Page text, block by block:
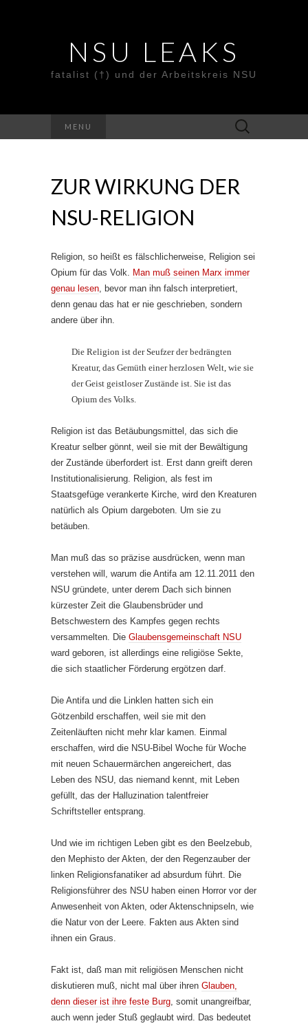
NSU LEAKS
fatalist (†) und der Arbeitskreis NSU
MENU
Suche
nach:
ZUR WIRKUNG DER
NSU-RELIGION
Religion, so heißt es fälschlicherweise, Religion sei
Opium für das Volk. Man muß seinen Marx immer
genau lesen, bevor man ihn falsch interpretiert,
denn genau das hat er nie geschrieben, sondern
andere über ihn.
Die Religion ist der Seufzer der bedrängten
Kreatur, das Gemüth einer herzlosen Welt, wie sie
der Geist geistloser Zustände ist. Sie ist das
Opium des Volks.
Religion ist das Betäubungsmittel, das sich die
Kreatur selber gönnt, weil sie mit der Bewältigung
der Zustände überfordert ist. Erst dann greift deren
Institutionalisierung. Religion, als fest im
Staatsgefüge verankerte Kirche, wird den Kreaturen
natürlich als Opium dargeboten. Um sie zu
betäuben.
Man muß das so präzise ausdrücken, wenn man
verstehen will, warum die Antifa am 12.11.2011 den
NSU gründete, unter derem Dach sich binnen
kürzester Zeit die Glaubensbrüder und
Betschwestern des Kampfes gegen rechts
versammelten. Die Glaubensgemeinschaft NSU
ward geboren, ist allerdings eine religiöse Sekte,
die sich staatlicher Förderung ergötzen darf.
Die Antifa und die Linklen hatten sich ein
Götzenbild erschaffen, weil sie mit den
Zeitenläuften nicht mehr klar kamen. Einmal
erschaffen, wird die NSU-Bibel Woche für Woche
mit neuen Schauermärchen angereichert, das
Leben des NSU, das niemand kennt, mit Leben
gefüllt, das der Halluzination talentfreier
Schriftsteller entsprang.
Und wie im richtigen Leben gibt es den Beelzebub,
den Mephisto der Akten, der den Regenzauber der
linken Religionsfanatiker ad absurdum führt. Die
Religionsführer des NSU haben einen Horror vor der
Anwesenheit von Akten, oder Aktenschnipseln, wie
die Natur von der Leere. Fakten aus Akten sind
ihnen ein Graus.
Fakt ist, daß man mit religiösen Menschen nicht
diskutieren muß, nicht mal über ihren Glauben,
denn dieser ist ihre feste Burg, somit unangreifbar,
auch wenn jeder Stuß geglaubt wird. Das bedeutet